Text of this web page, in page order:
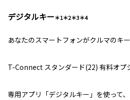
デジタルキー＊1＊2＊3＊4
あなたのスマートフォンがクルマのキー
T-Connect スタンダード(22) 有料オプ
専用アプリ「デジタルキー」を使って